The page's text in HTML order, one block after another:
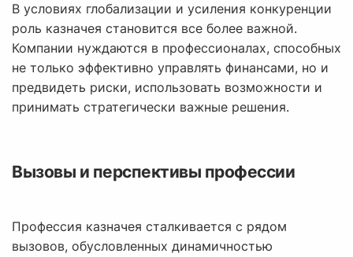
В условиях глобализации и усиления конкуренции
роль казначея становится все более важной.
Компании нуждаются в профессионалах, способных
не только эффективно управлять финансами, но и
предвидеть риски, использовать возможности и
принимать стратегически важные решения.
Вызовы и перспективы профессии
Профессия казначея сталкивается с рядом
вызовов, обусловленных динамичностью